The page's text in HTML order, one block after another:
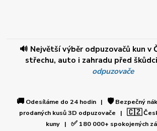
🔊 Největší výběr odpuzovačů kun v
střechu, auto i zahradu před
odpuzovače
🚚 Odesíláme do 24 hodin | 🛡️Bezpečný
prodaných kusů 3D odpuzovače | 🇨🇿
kuny | ✅ 180 000+ spokojených